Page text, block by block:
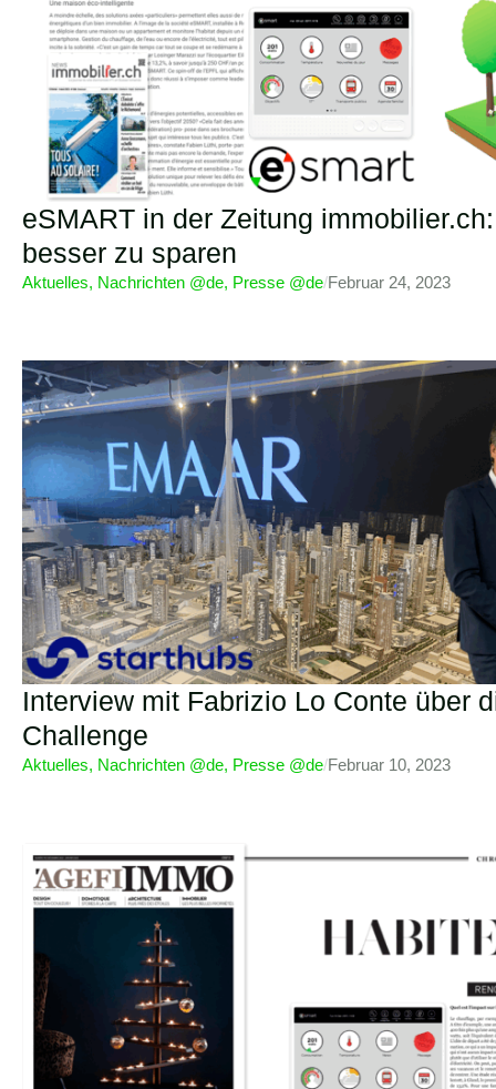
eSMART in der Zeitung
besser zu sparen
Aktuelles, Nachrichten @de, Presse @de/Februar 24, 2023
Interview mit Fabrizio Lo Conte über
Challenge
Aktuelles, Nachrichten @de, Presse @de/Februar 10, 2023